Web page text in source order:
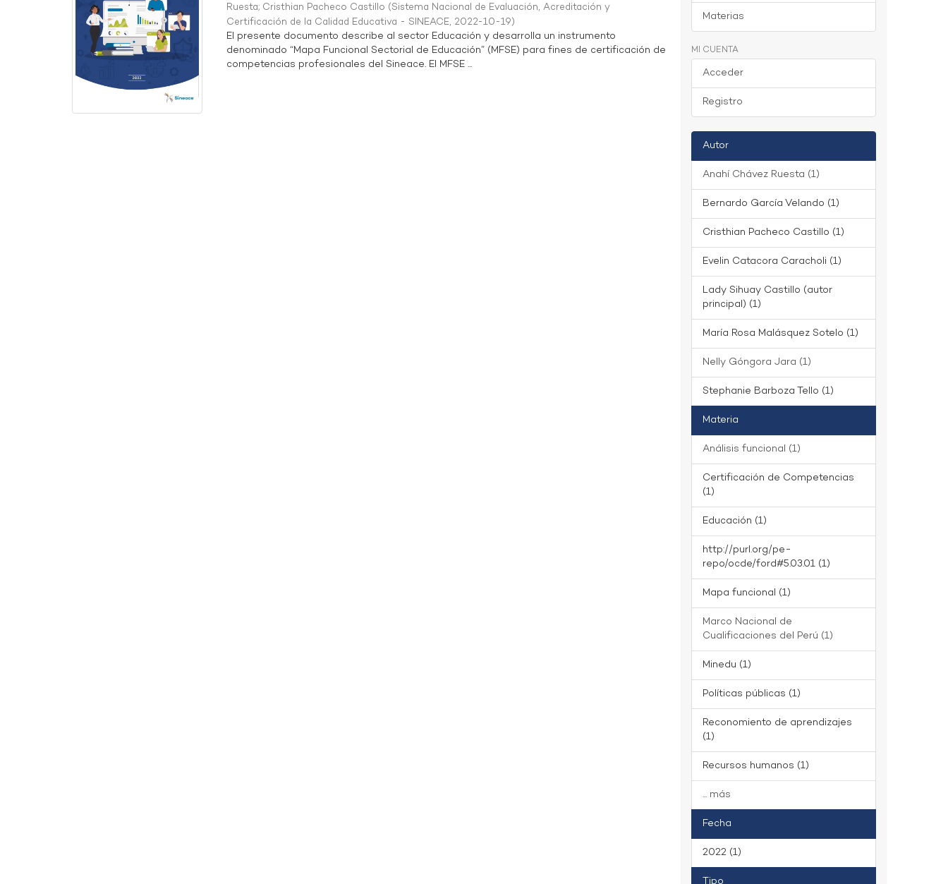
Ruesta; Cristhian Pacheco Castillo (Sistema Nacional de Evaluación, Acreditación y
Certificación de la Calidad Educativa - SINEACE, 2022-10-19)
El presente documento describe al sector Educación y desarrolla un instrumento
denominado “Mapa Funcional Sectorial de Educación” (MFSE) para fines de certificación de
competencias profesionales del Sineace. El MFSE ...
Materias
MI CUENTA
Acceder
Registro
Autor
Anahí Chávez Ruesta (1)
Bernardo García Velando (1)
Cristhian Pacheco Castillo (1)
Evelin Catacora Caracholi (1)
Lady Sihuay Castillo (autor
principal) (1)
María Rosa Malásquez Sotelo (1)
Nelly Góngora Jara (1)
Stephanie Barboza Tello (1)
Materia
Análisis funcional (1)
Certificación de Competencias
(1)
Educación (1)
http://purl.org/pe-
repo/ocde/ford#5.03.01 (1)
Mapa funcional (1)
Marco Nacional de
Cualificaciones del Perú (1)
Minedu (1)
Políticas públicas (1)
Reconomiento de aprendizajes
(1)
Recursos humanos (1)
... más
Fecha
2022 (1)